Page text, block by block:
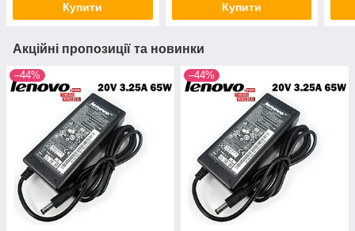
Купити Купити
Акційні пропозиції та новинки
–44% –44%